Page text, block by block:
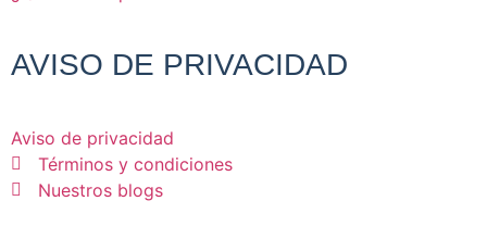
AVISO DE PRIVACIDAD
Aviso de privacidad
Términos y condiciones
Nuestros blogs